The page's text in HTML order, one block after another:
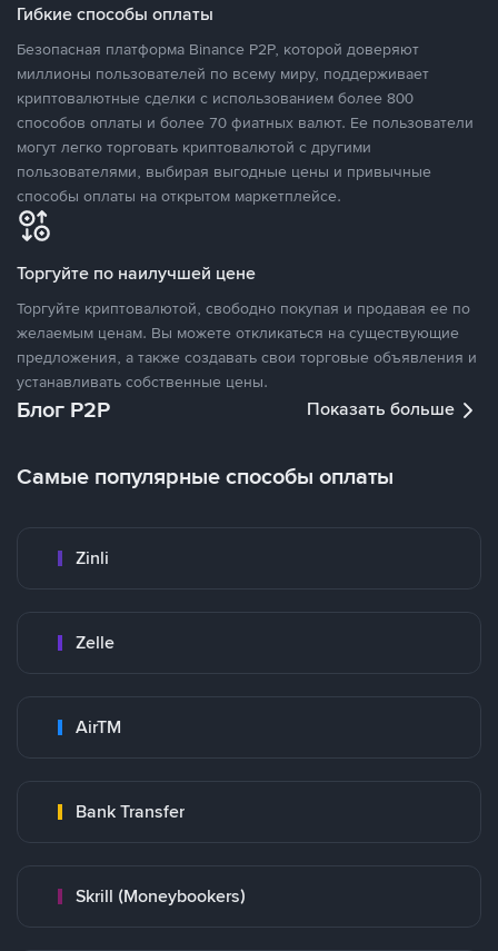
Гибкие способы оплаты
Безопасная платформа Binance P2P, которой доверяют
миллионы пользователей по всему миру, поддерживает
криптовалютные сделки с использованием более 800
способов оплаты и более 70 фиатных валют. Ее пользователи
могут легко торговать криптовалютой с другими
пользователями, выбирая выгодные цены и привычные
способы оплаты на открытом маркетплейсе.
Торгуйте по наилучшей цене
Торгуйте криптовалютой, свободно покупая и продавая ее по
желаемым ценам. Вы можете откликаться на существующие
предложения, а также создавать свои торговые объявления и
устанавливать собственные цены.
Блог P2P Показать больше
Самые популярные способы оплаты
Zinli
Zelle
AirTM
Bank Transfer
Skrill (Moneybookers)